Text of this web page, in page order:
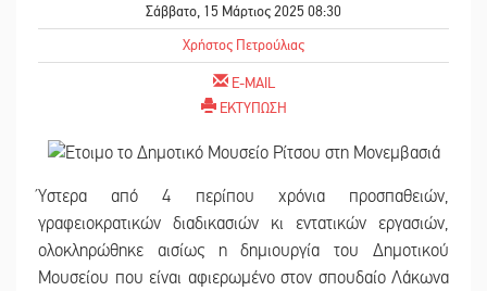
Σάββατο, 15 Μάρτιος 2025 08:30
Χρήστος Πετρούλιας
E-MAIL
ΕΚΤΥΠΩΣΗ
Ύστερα από 4 περίπου χρόνια προσπαθειών,
γραφειοκρατικών διαδικασιών κι εντατικών εργασιών,
ολοκληρώθηκε αισίως η δημιουργία του Δημοτικού
Μουσείου που είναι αφιερωμένο στον σπουδαίο Λάκωνα